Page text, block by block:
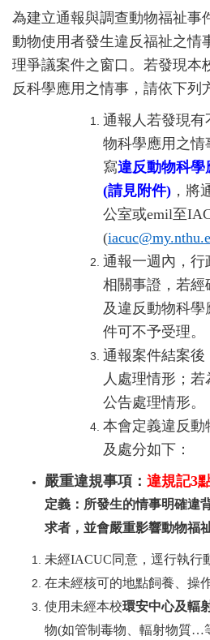
為建立通報與調查動物福祉事
動物使用者發生違反福祉之情
理爭議案件之窗口。若發現本
反科學應用之情事，請依下列
通報人若發現有
物科學應用之情
寫違反動物科學
(請見附件) ，將
公室或emil至
(
通報一週內，行
相關事證，若經
及違反動物科
件可不予受理。
通報案件結案後
人處理情形；
公告處理情形。
本會定義違反動
及處分如下：
嚴重違規事項： 違規記3
定義：所發生的情事明確違
求者，並會嚴重影響動物福祉
未經IACUC同意，逕行執行
在未經核可的地點飼養、操
使用未經本校環安中心及輻
物(如管制毒物、輻射物質…